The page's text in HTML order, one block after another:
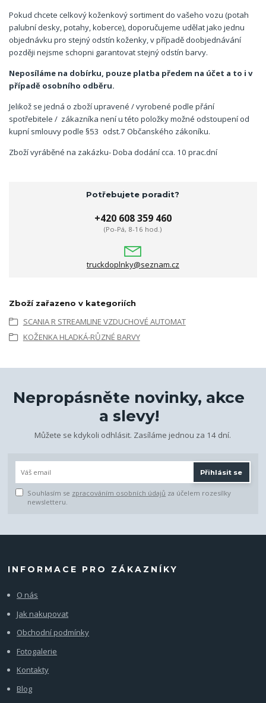
Pokud chcete celkový koženkový sortiment do vašeho vozu (potah
palubní desky, potahy, koberce), doporučujeme udělat jako jednu
objednávku pro stejný odstín koženky, v případě doobjednávání
později nejsme schopni garantovat stejný odstín barvy.
Neposíláme na dobírku, pouze platba předem na účet a to i v
případě osobního odběru.
Jelikož se jedná o zboží upravené / vyrobené podle přání
spotřebitele / zákazníka není u této položky možné odstoupení od
kupní smlouvy podle §53 odst.7 Občanského zákoníku.
Zboží vyráběné na zakázku- Doba dodání cca. 10 prac.dní
Potřebujete poradit?
+420 608 359 460
(Po-Pá, 8-16 hod.)
truckdoplnky@seznam.cz
Zboží zařazeno v kategoriích
SCANIA R STREAMLINE VZDUCHOVÉ AUTOMAT
KOŽENKA HLADKÁ-RŮZNÉ BARVY
Nepropásněte novinky, akce
a slevy!
Můžete se kdykoli odhlásit. Zasíláme jednou za 14 dní.
Přihlásit se
Souhlasím se zpracováním osobních údajů za účelem rozesílky
newsletteru.
INFORMACE PRO ZÁKAZNÍKY
O nás
Jak nakupovat
Obchodní podmínky
Fotogalerie
Kontakty
Blog